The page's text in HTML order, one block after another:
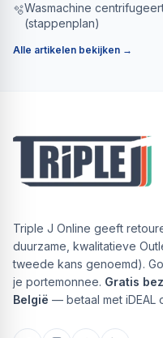
🫧Wasmachine
(stappenplan)
Alle artikelen bekijken →
Triple J Online geeft
duurzame, kwalitatieve
tweede kans genoemd).
je portemonnee. Gratis
België — betaal met iDEAL